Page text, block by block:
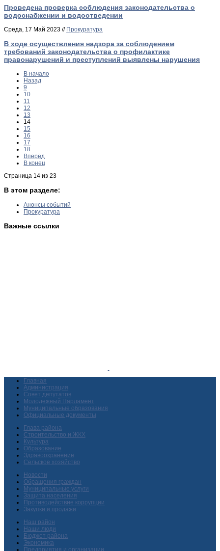
Проведена проверка соблюдения законодательства о
водоснабжении и водоотведении
Среда, 17 Май 2023 // Прокуратура
В ходе осуществления надзора за соблюдением
требований законодательства о профилактике
правонарушений и преступлений выявлены нарушения
В начало
Назад
9
10
11
12
13
14
15
16
17
18
Вперёд
В конец
Страница 14 из 23
В этом разделе:
Анонсы событий
Прокуратура
Важные ссылки
Главная
Администрация
Совет депутатов
Молодежный Парламент
Муниципальные образования
Официальные документы
Глава района
Строительство и ЖКХ
Культура
Образование
Здравоохранение
Сельское хозяйство
Новости
Обращения граждан
Муниципальные услуги
Защита населения
Противодействие коррупции
Закупки и продажи
Наш район
Наши люди
Бюджет района
Экономика
Предприятия и организации